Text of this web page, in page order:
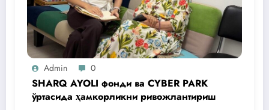
Admin 0
SHARQ AYOLI фонди ва CYBER PARK
ўртасида ҳамкорликни ривожлантириш